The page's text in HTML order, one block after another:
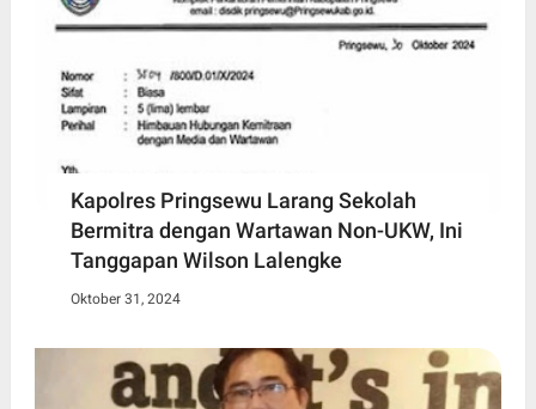
Kapolres Pringsewu Larang Sekolah
Bermitra dengan Wartawan Non-UKW, Ini
Tanggapan Wilson Lalengke
Oktober 31, 2024